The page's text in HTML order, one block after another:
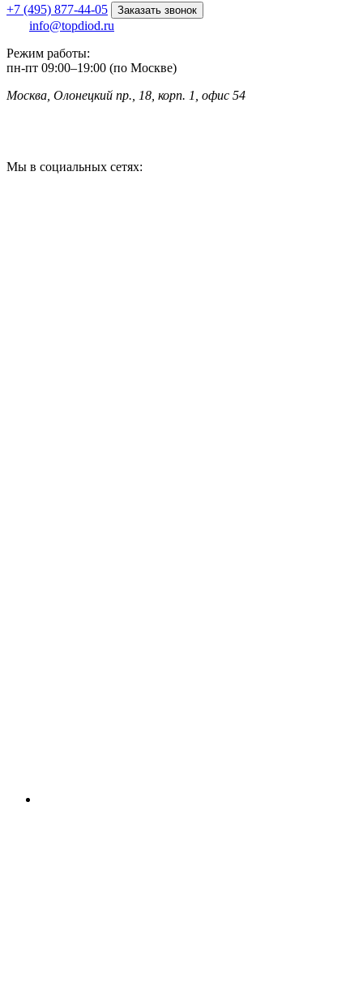
+7 (495) 877-44-05 Заказать звонок
info@topdiod.ru
Режим работы:
пн-пт 09:00–19:00 (по Москве)
Москва, Олонецкий пр., 18, корп. 1, офис 54
Мы в социальных сетях: